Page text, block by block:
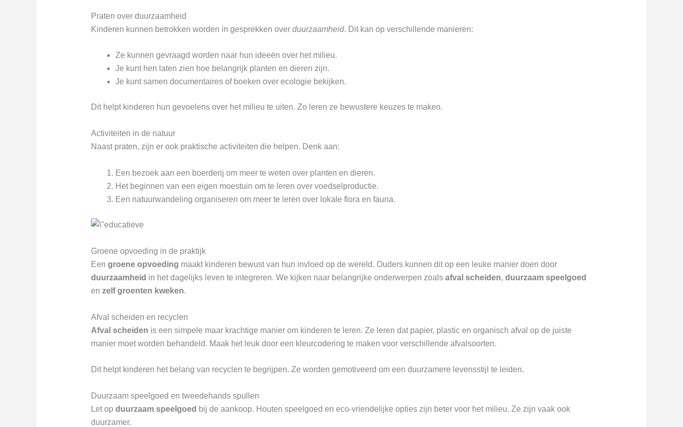
Praten over duurzaamheid
Kinderen kunnen betrokken worden in gesprekken over duurzaamheid. Dit kan op verschillende manieren:
Ze kunnen gevraagd worden naar hun ideeën over het milieu.
Je kunt hen laten zien hoe belangrijk planten en dieren zijn.
Je kunt samen documentaires of boeken over ecologie bekijken.
Dit helpt kinderen hun gevoelens over het milieu te uiten. Zo leren ze bewustere keuzes te maken.
Activiteiten in de natuur
Naast praten, zijn er ook praktische activiteiten die helpen. Denk aan:
Een bezoek aan een boerderij om meer te weten over planten en dieren.
Het beginnen van een eigen moestuin om te leren over voedselproductie.
Een natuurwandeling organiseren om meer te leren over lokale flora en fauna.
Groene opvoeding in de praktijk
Een groene opvoeding maakt kinderen bewust van hun invloed op de wereld. Ouders kunnen dit op een leuke manier doen door
duurzaamheid in het dagelijks leven te integreren. We kijken naar belangrijke onderwerpen zoals afval scheiden, duurzaam speelgoed
en zelf groenten kweken.
Afval scheiden en recyclen
Afval scheiden is een simpele maar krachtige manier om kinderen te leren. Ze leren dat papier, plastic en organisch afval op de juiste
manier moet worden behandeld. Maak het leuk door een kleurcodering te maken voor verschillende afvalsoorten.
Dit helpt kinderen het belang van recyclen te begrijpen. Ze worden gemotiveerd om een duurzamere levensstijl te leiden.
Duurzaam speelgoed en tweedehands spullen
Let op duurzaam speelgoed bij de aankoop. Houten speelgoed en eco-vriendelijke opties zijn beter voor het milieu. Ze zijn vaak ook
duurzamer.